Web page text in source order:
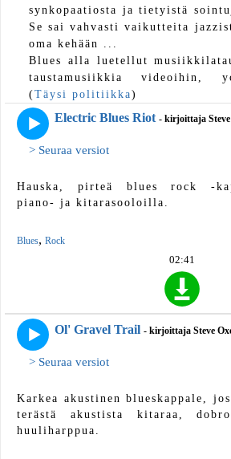
synkopaatiosta ja tietyistä
Se sai vahvasti vaikutteita
oma kehään ...
Blues alla luetellut
taustamusiikkia videoihin,
(Täysi politiikka)
Electric Blues Riot - kirjoittaja
> Seuraa versiot
Hauska, pirteä blues rock -
piano- ja kitarasooloilla.
Blues, Rock
02:41
Ol' Gravel Trail - kirjoittaja Steve
> Seuraa versiot
Karkea akustinen blueskappale,
terästä akustista kitaraa,
huuliharppua.